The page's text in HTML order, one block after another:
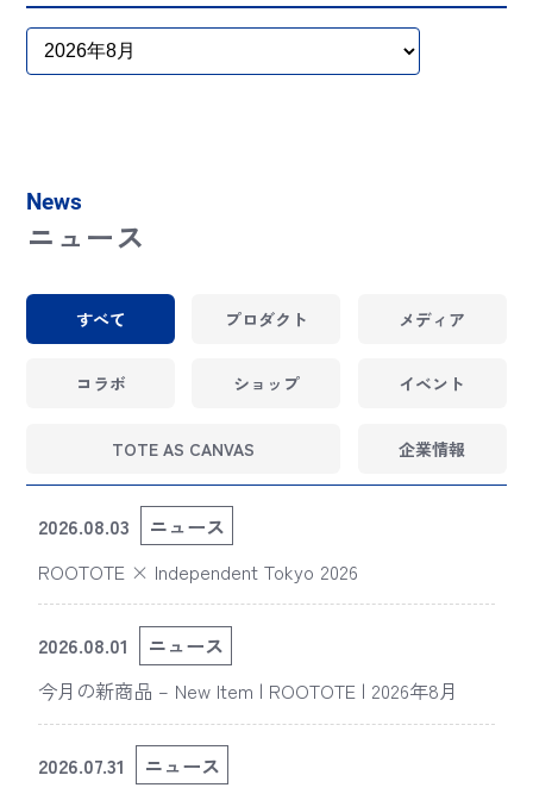
News
ニュース
すべて プロダクト メディア
コラボ ショップ イベント
TOTE AS CANVAS 企業情報
2026.08.03
ニュース
ROOTOTE × Independent Tokyo 2026
2026.08.01
ニュース
今月の新商品 – New Item | ROOTOTE | 2026年8月
2026.07.31
ニュース